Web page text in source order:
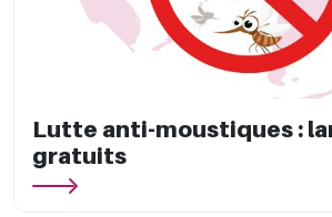
Lutte anti-moustiques :
gratuits